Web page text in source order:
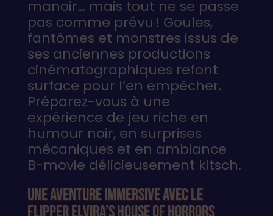
manoir… mais tout ne se passe
pas comme prévu ! Goules,
fantômes et monstres issus de
ses anciennes productions
cinématographiques refont
surface pour l’en empêcher.
Préparez-vous à une
expérience de jeu riche en
humour noir, en surprises
mécaniques et en ambiance
B-movie délicieusement kitsch.
Une aventure immersive avec le
flipper Elvira’s House of Horrors